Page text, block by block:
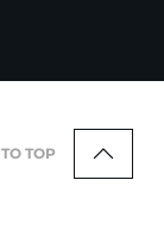
TO TOP